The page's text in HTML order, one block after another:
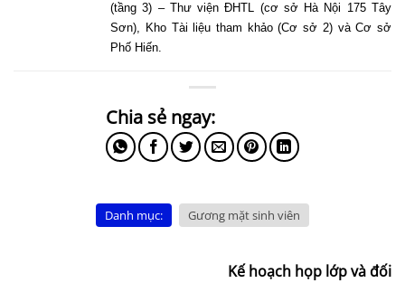
(tầng 3) – Thư viện ĐHTL (cơ sở Hà Nội 175 Tây
Sơn), Kho Tài liệu tham khảo (Cơ sở 2) và Cơ sở
Phố Hiến.
Danh mục: Gương mặt sinh viên
Kế hoạch họp lớp và đối